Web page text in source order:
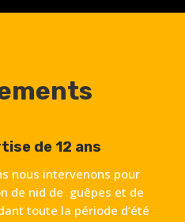
de 12 ans
nous intervenons pour
de nid de guêpes et de
toute la période d’été